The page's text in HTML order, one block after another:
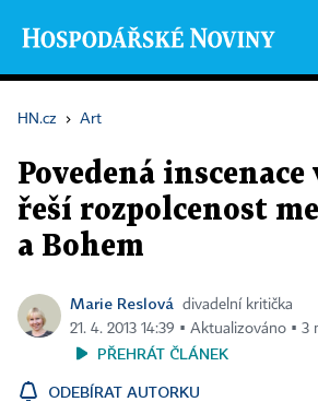
HN.cz › Art
Povedená
řeší rozpolcenost
a Bohem
Marie Reslová
divadelní kritička
21. 4. 2013 14:39 ▪ Aktualizováno ▪ 3
PŘEHRÁT ČLÁNEK
ODEBÍRAT AUTORKU